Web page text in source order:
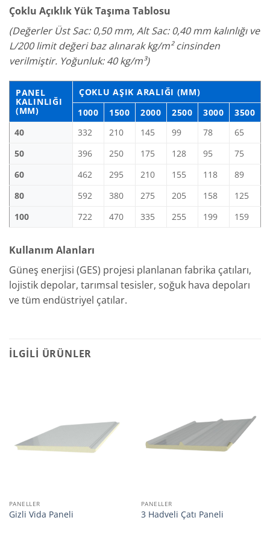
Çoklu Açıklık Yük Taşıma Tablosu
(Değerler Üst Sac: 0,50 mm, Alt Sac: 0,40 mm kalınlığı ve
L/200 limit değeri baz alınarak kg/m² cinsinden
verilmiştir. Yoğunluk: 40 kg/m³)
PANEL
KALINLIĞI
(MM)
ÇOKLU AŞIK ARALIĞI (MM)
1000
1500 2000 2500 3000
3500
40
332 210 145 99 78
65
50
396 250 175 128 95
75
60
462 295 210 155 118
89
80
592 380 275 205 158
125
100
722 470 335 255 199 159
Kullanım Alanları
Güneş enerjisi (GES) projesi planlanan fabrika çatıları,
lojistik depolar, tarımsal tesisler, soğuk hava depoları
ve tüm endüstriyel çatılar.
İLGILI ÜRÜNLER
PANELLER
Gizli Vida Paneli
PANELLER
3 Hadveli Çatı Paneli